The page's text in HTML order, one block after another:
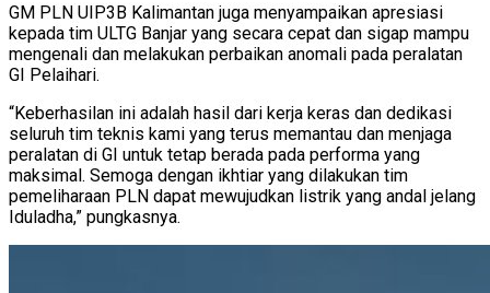
GM PLN UIP3B Kalimantan juga menyampaikan apresiasi
kepada tim ULTG Banjar yang secara cepat dan sigap mampu
mengenali dan melakukan perbaikan anomali pada peralatan
GI Pelaihari.
“Keberhasilan ini adalah hasil dari kerja keras dan dedikasi
seluruh tim teknis kami yang terus memantau dan menjaga
peralatan di GI untuk tetap berada pada performa yang
maksimal. Semoga dengan ikhtiar yang dilakukan tim
pemeliharaan PLN dapat mewujudkan listrik yang andal jelang
Iduladha,” pungkasnya.